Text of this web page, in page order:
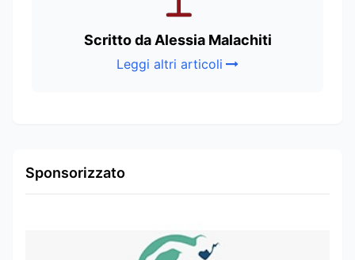
Scritto da Alessia Malachiti
Leggi altri articoli
Sponsorizzato